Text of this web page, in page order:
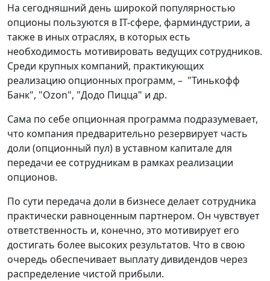
На сегодняшний день широкой популярностью
опционы пользуются в IT-сфере, фарминдустрии, а
также в иных отраслях, в которых есть
необходимость мотивировать ведущих сотрудников.
Среди крупных компаний, практикующих
реализацию опционных программ, – "Тинькофф
Банк", "Ozon", "Додо Пицца" и др.
Сама по себе опционная программа подразумевает,
что компания предварительно резервирует часть
доли (опционный пул) в уставном капитале для
передачи ее сотрудникам в рамках реализации
опционов.
По сути передача доли в бизнесе делает сотрудника
практически равноценным партнером. Он чувствует
ответственность и, конечно, это мотивирует его
достигать более высоких результатов. Что в свою
очередь обеспечивает выплату дивидендов через
распределение чистой прибыли.